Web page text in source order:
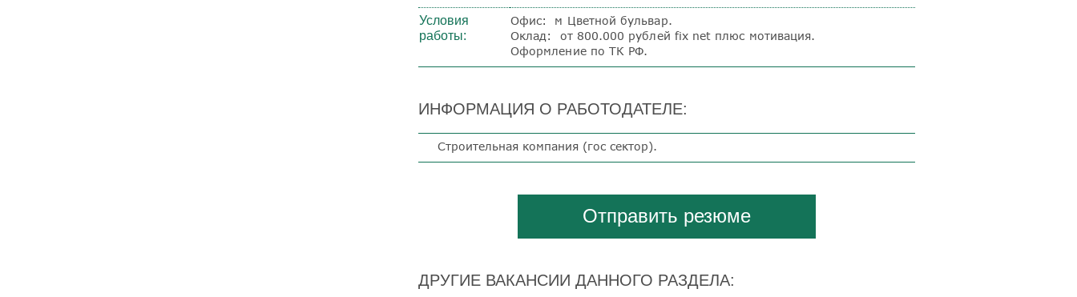
Условия
работы:
Офис: м Цветной бульвар.
Оклад: от 800.000 рублей fix net плюс мотивация.
Оформление по ТК РФ.
ИНФОРМАЦИЯ О РАБОТОДАТЕЛЕ:
Строительная компания (гос сектор).
Отправить резюме
ДРУГИЕ ВАКАНСИИ ДАННОГО РАЗДЕЛА: